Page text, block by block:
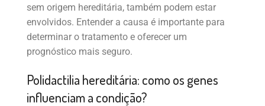
sem origem hereditária, também podem estar
envolvidos. Entender a causa é importante para
determinar o tratamento e oferecer um
prognóstico mais seguro.
Polidactilia hereditária: como os genes
influenciam a condição?